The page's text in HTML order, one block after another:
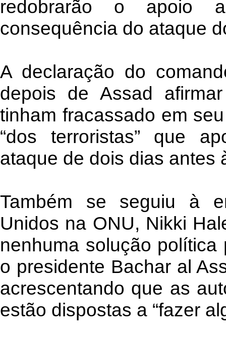
redobrarão o apoio
consequência do ataque
A declaração do
depois de Assad
tinham fracassado em
“dos terroristas” que
ataque de dois dias antes
Também se seguiu à
Unidos na ONU, Nikki
nenhuma solução
o presidente Bachar al
acrescentando que as
estão dispostas a “fazer